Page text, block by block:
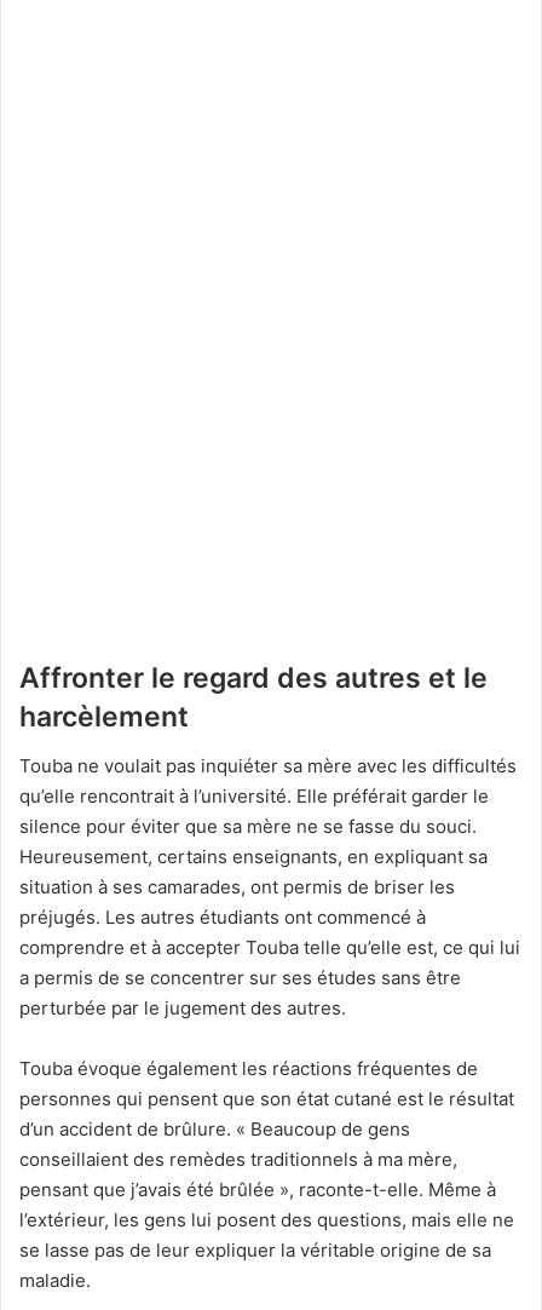
Affronter le regard des autres et le
harcèlement
Touba ne voulait pas inquiéter sa mère avec les difficultés
qu’elle rencontrait à l’université. Elle préférait garder le
silence pour éviter que sa mère ne se fasse du souci.
Heureusement, certains enseignants, en expliquant sa
situation à ses camarades, ont permis de briser les
préjugés. Les autres étudiants ont commencé à
comprendre et à accepter Touba telle qu’elle est, ce qui lui
a permis de se concentrer sur ses études sans être
perturbée par le jugement des autres.
Touba évoque également les réactions fréquentes de
personnes qui pensent que son état cutané est le résultat
d’un accident de brûlure. « Beaucoup de gens
conseillaient des remèdes traditionnels à ma mère,
pensant que j’avais été brûlée », raconte-t-elle. Même à
l’extérieur, les gens lui posent des questions, mais elle ne
se lasse pas de leur expliquer la véritable origine de sa
maladie.